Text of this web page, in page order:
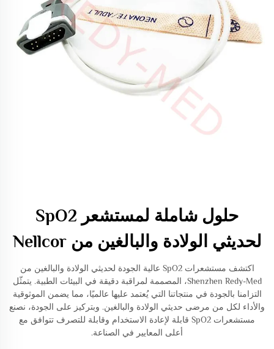
حلول شاملة لمستشعر SpO2
لحديثي الولادة والبالغين من Nellcor
اكتشف مستشعرات SpO2 عالية الجودة لحديثي الولادة والبالغين من
Shenzhen Redy-Med، المصممة لمراقبة دقيقة في البيئات الطبية. يتمثّل
التزامنا بالجودة في منتجاتنا التي يُعتمد عليها عالميًا، مما يضمن الموثوقية
والأداء لكل من مرضى حديثي الولادة والبالغين. وبتركيز على الجودة، نصنع
مستشعرات SpO2 قابلة لإعادة الاستخدام وقابلة للتصرف تتوافق مع
أعلى المعايير في الصناعة.